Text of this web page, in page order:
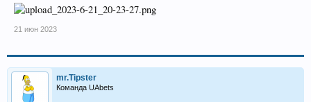
21 июн 2023
mr.Tipster
Команда UAbets